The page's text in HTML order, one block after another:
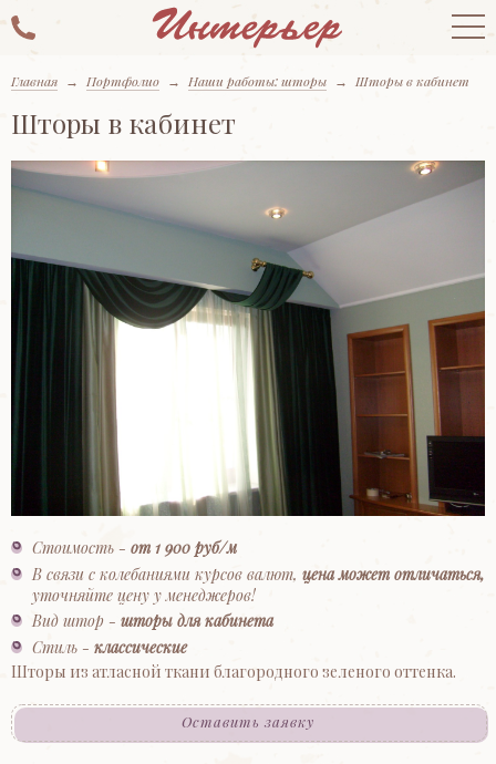
Главная → Портфолио → Наши работы: шторы → Шторы в кабинет
Шторы в кабинет
Стоимость -от 1 900 руб/м
В связи с колебаниями курсов валют,цена может отличаться,
уточняйте цену у менеджеров!
Вид штор -шторы для кабинета
Стиль -классические
Шторы из атласной ткани благородного зеленого оттенка.
Оставить заявку